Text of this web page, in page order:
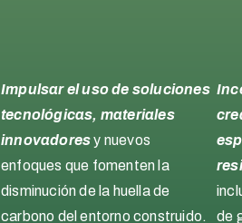
Impulsar el uso de soluciones
tecnológicas, materiales
innovadoresy nuevos
enfoques que fomenten la
disminución de la huella de
carbono del entorno construido.
de